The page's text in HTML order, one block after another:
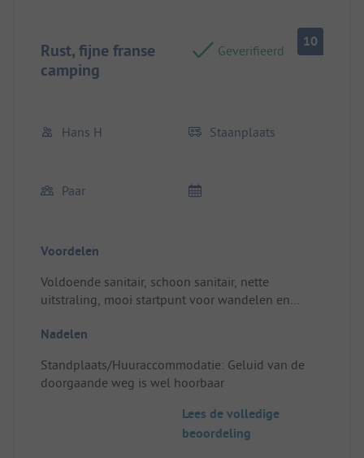
Rust, fijne franse
camping
Geverifieerd
10
Hans H Staanplaats
Paar
Voordelen
Voldoende sanitair, schoon sanitair, nette
uitstraling, mooi startpunt voor wandelen en
Standplaats/Huuraccommodatie: Gladde
Nadelen
Standplaats/Huuraccommodatie: Geluid van de
doorgaande weg is wel hoorbaar
Lees de volledige
beoordeling